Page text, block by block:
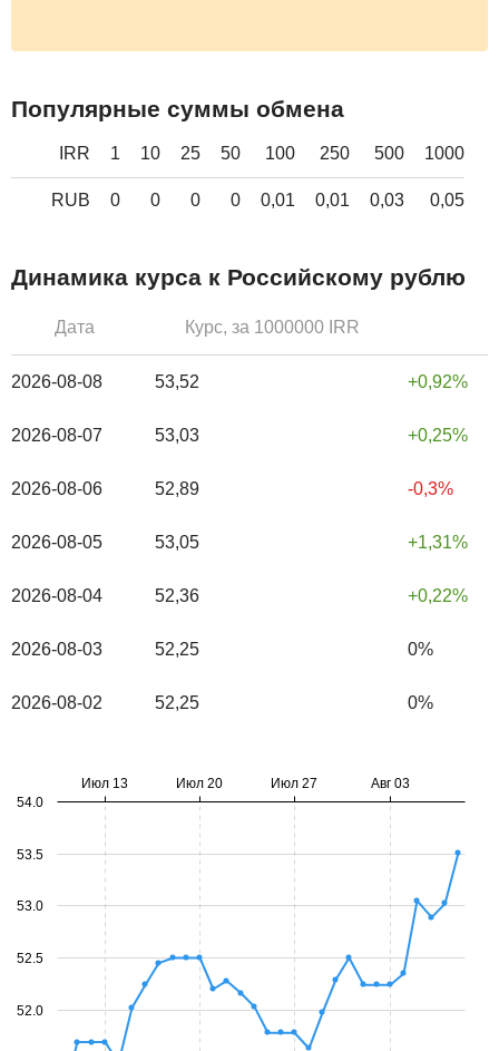
Популярные суммы обмена
IRR 1 10 25 50 100 250 500 1000
RUB 0 0 0 0 0,01 0,01 0,03 0,05
Динамика курса к Российскому рублю
Дата Курс, за 1000000 IRR
2026-08-08 53,52 0,92%
2026-08-07 53,03 0,25%
2026-08-06 52,89 -0,3%
2026-08-05 53,05 1,31%
2026-08-04 52,36 0,22%
2026-08-03 52,25 0%
2026-08-02 52,25 0%
Июл 13 Июл 20 Июл 27 Авг 03
52.0
52.5
53.0
53.5
54.0